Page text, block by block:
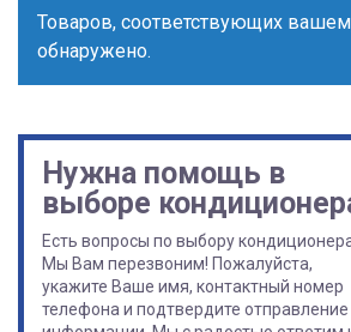
Товаров, соответствующих
обнаружено.
Нужна помощь в
выборе
Есть вопросы по выбору
Мы Вам перезвоним! Пожалуйста,
укажите Ваше имя, контактный номер
телефона и подтвердите отправление